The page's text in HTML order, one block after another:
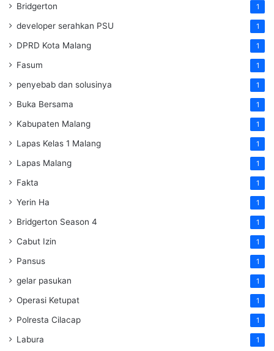
Bridgerton 1
developer serahkan PSU 1
DPRD Kota Malang 1
Fasum 1
penyebab dan solusinya 1
Buka Bersama 1
Kabupaten Malang 1
Lapas Kelas 1 Malang 1
Lapas Malang 1
Fakta 1
Yerin Ha 1
Bridgerton Season 4 1
Cabut Izin 1
Pansus 1
gelar pasukan 1
Operasi Ketupat 1
Polresta Cilacap 1
Labura 1